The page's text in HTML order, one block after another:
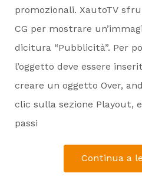
promozionali. XautoTV
CG per mostrare
dicitura “Pubblicità”. Per
l’oggetto deve essere
creare un oggetto Over,
clic sulla sezione Playout,
passi
Continua a